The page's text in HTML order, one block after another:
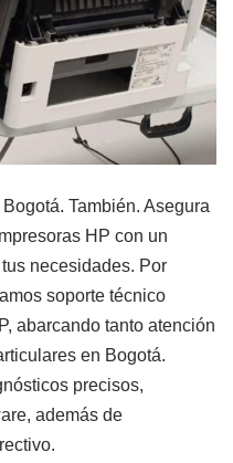
También. Asegura
HP con un
necesidades. Por
soporte técnico
abarcando tanto atención
en Bogotá.
precisos,
además de